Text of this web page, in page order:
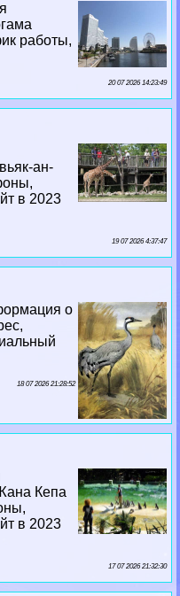
работы,
20 07 2026 14:23:49
ан-
в 2023
19 07 2026 4:37:47
о
18 07 2026 21:28:52
Кепа
в 2023
17 07 2026 21:32:30